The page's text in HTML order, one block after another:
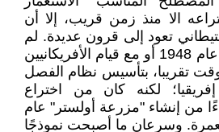
الا منذ زمن قريب، إلا أن
تعود إلى قرون عديدة. لم
يبدأ الأمر في فلسطين عام 1948 أو مع قيام الأفريكانيين
تقريبا، بتأسيس نظام الفصل
لكنه كان من اختراع
من إنشاء "مزرعة أولستر" عام
وسرعان ما أصبحت نموذجًا